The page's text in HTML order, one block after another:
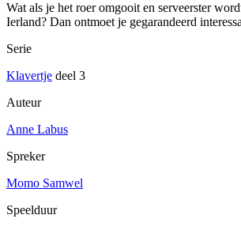
Wat als je het roer omgooit en serveerster
Ierland? Dan ontmoet je gegarandeerd
Serie
Klavertje deel 3
Auteur
Anne Labus
Spreker
Momo Samwel
Speelduur